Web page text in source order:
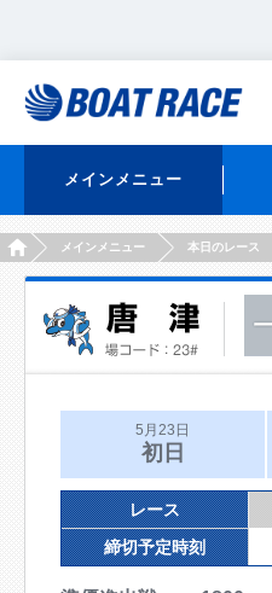
メインメニュー
HOMEメインメニュー 本日のレース
5月23日
初日
レース
締切予定時刻